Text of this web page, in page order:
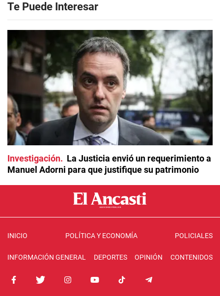
Te Puede Interesar
Investigación
La Justicia envió un requerimiento a
Manuel Adorni para que justifique su patrimonio
INICIO POLÍTICA Y ECONOMÍA POLICIALES
INFORMACIÓN GENERAL DEPORTES OPINIÓN CONTENIDOS